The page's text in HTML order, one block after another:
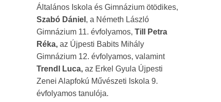
Általános Iskola és Gimnázium ötödikes,
Szabó Dániel , a Németh László
Gimnázium 11. évfolyamos, Till Petra
Réka, az Újpesti Babits Mihály
Gimnázium 12. évfolyamos, valamint
Trendl Luca, az Erkel Gyula Újpesti
Zenei Alapfokú Művészeti Iskola 9.
évfolyamos tanulója.